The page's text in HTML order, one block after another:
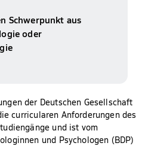
Schwerpunkt aus
oder
der Deutschen Gesellschaft
curricularen Anforderungen des
und ist vom
und Psychologen (BDP)